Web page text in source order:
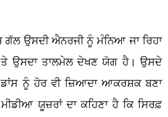
ਗੱਲ ਉਸਦੀ ਐਨਰਜੀ ਨੂੰ ਮੰਨਿਆ ਜਾ ਰਿਹਾ
ਤੇ ਉਸਦਾ ਤਾਲਮੇਲ ਦੇਖਣ ਯੋਗ ਹੈ। ਉਸਦੇ
ਡਾਂਸ ਨੂੰ ਹੋਰ ਵੀ ਜ਼ਿਆਦਾ ਆਕਰਸ਼ਕ ਬਣਾ
ਯੂਜ਼ਰਾਂ ਦਾ ਕਹਿਣਾ ਹੈ ਕਿ ਸਿਰਫ਼